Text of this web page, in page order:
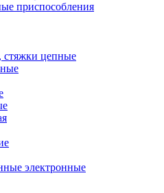
приспособления
цепные
электронные